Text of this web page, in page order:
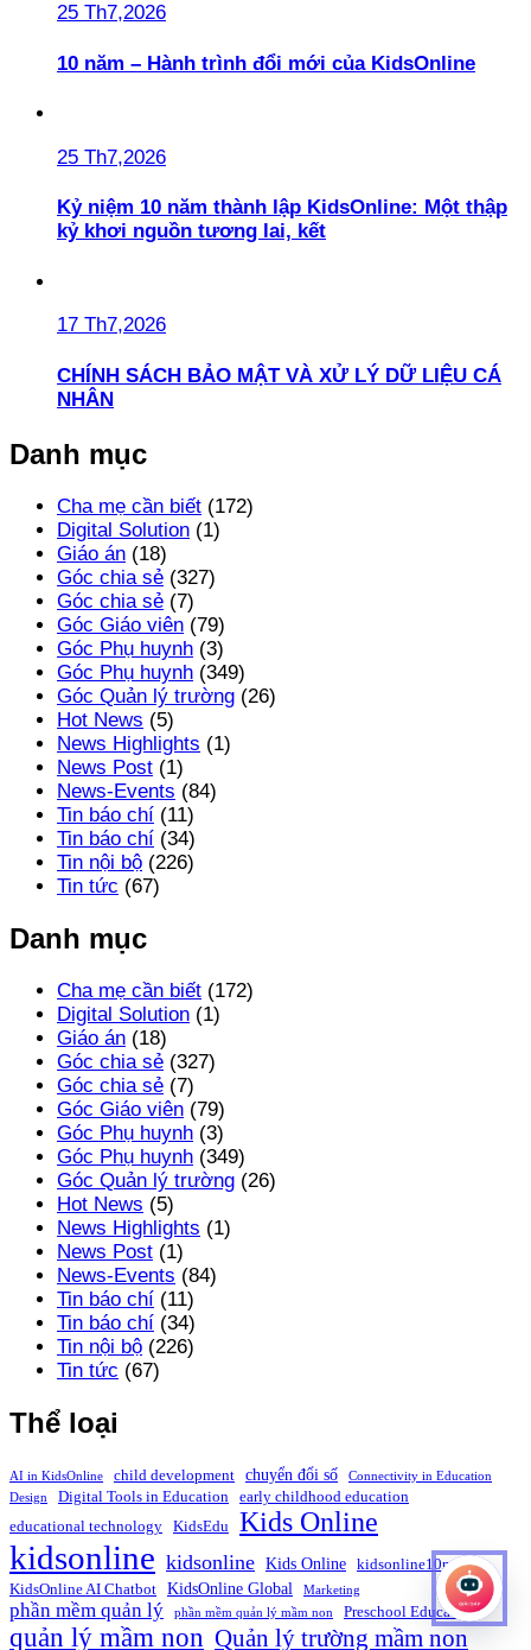
25 Th7,2026
10 năm – Hành trình đổi mới của KidsOnline
25 Th7,2026
Kỷ niệm 10 năm thành lập KidsOnline: Một thập
kỷ khơi nguồn tương lai, kết
17 Th7,2026
CHÍNH SÁCH BẢO MẬT VÀ XỬ LÝ DỮ LIỆU CÁ
NHÂN
Danh mục
Cha mẹ cần biết (172)
Digital Solution (1)
Giáo án (18)
Góc chia sẻ (327)
Góc chia sẻ (7)
Góc Giáo viên (79)
Góc Phụ huynh (3)
Góc Phụ huynh (349)
Góc Quản lý trường (26)
Hot News (5)
News Highlights (1)
News Post (1)
News-Events (84)
Tin báo chí (11)
Tin báo chí (34)
Tin nội bộ (226)
Tin tức (67)
Danh mục
Cha mẹ cần biết (172)
Digital Solution (1)
Giáo án (18)
Góc chia sẻ (327)
Góc chia sẻ (7)
Góc Giáo viên (79)
Góc Phụ huynh (3)
Góc Phụ huynh (349)
Góc Quản lý trường (26)
Hot News (5)
News Highlights (1)
News Post (1)
News-Events (84)
Tin báo chí (11)
Tin báo chí (34)
Tin nội bộ (226)
Tin tức (67)
Thể loại
AI in KidsOnline child development chuyển đổi số
Connectivity in Education
Design
Digital Tools in Education
early childhood education
educational technology
KidsEdu Kids Online
kidsonline kidsonline Kids Online
kidsonline10nam
KidsOnline AI Chatbot
KidsOnline Global Marketing
phần mềm quản lý phần mềm quản lý mầm non Preschool Education
quản lý mầm non Quản lý trường mầm non